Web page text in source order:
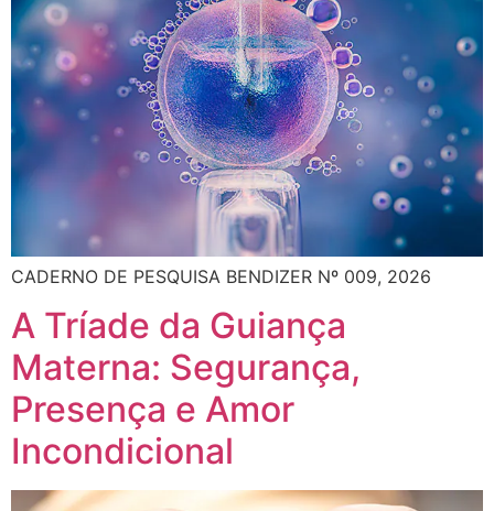
CADERNO DE PESQUISA BENDIZER Nº 009, 2026
A Tríade da Guiança
Materna: Segurança,
Presença e Amor
Incondicional